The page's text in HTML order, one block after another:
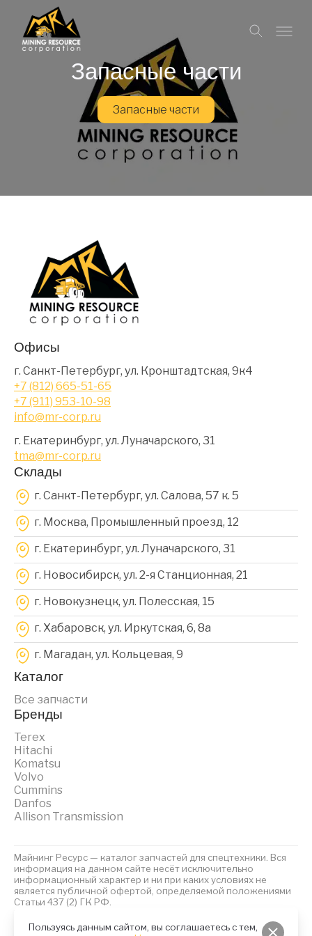
Пользуясь данным сайтом, вы соглашаетесь с тем,
Запасные части
Запасные части
Офисы
г. Санкт-Петербург, ул. Кронштадтская, 9к4
+7 (812) 665-51-65
+7 (911) 953-10-98
info@mr-corp.ru
г. Екатеринбург, ул. Луначарского, 31
tma@mr-corp.ru
Склады
г. Санкт-Петербург, ул. Салова, 57 к. 5
г. Москва, Промышленный проезд, 12
г. Екатеринбург, ул. Луначарского, 31
г. Новосибирск, ул. 2-я Станционная, 21
г. Новокузнецк, ул. Полесская, 15
г. Хабаровск, ул. Иркутская, 6, 8a
г. Магадан, ул. Кольцевая, 9
Каталог
Все запчасти
Бренды
Terex
Hitachi
Komatsu
Volvo
Cummins
Danfos
Allison Transmission
Майнинг Ресурс — каталог запчастей для спецтехники. Вся
информация на данном сайте несёт исключительно
информационный характер и ни при каких условиях не
является публичной офертой, определяемой положениями
Статьи 437 (2) ГК РФ.
Политика обработки персональных данныхФайлы Cookies